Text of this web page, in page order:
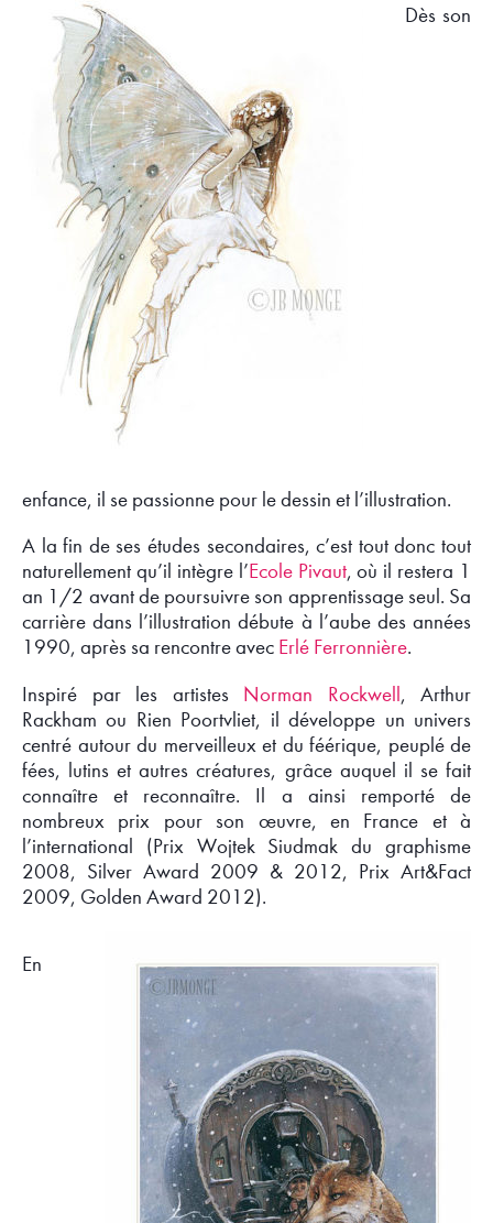
Dès son
enfance, il se passionne pour le dessin et l’illustration.
A la fin de ses études secondaires, c’est tout donc tout
naturellement qu’il intègre l’Ecole Pivaut, où il restera 1
an 1/2 avant de poursuivre son apprentissage seul. Sa
carrière dans l’illustration débute à l’aube des années
1990, après sa rencontre avec Erlé Ferronnière.
Inspiré par les artistes Norman Rockwell, Arthur
Rackham ou Rien Poortvliet, il développe un univers
centré autour du merveilleux et du féérique, peuplé de
fées, lutins et autres créatures, grâce auquel il se fait
connaître et reconnaître. Il a ainsi remporté de
nombreux prix pour son œuvre, en France et à
l’international (Prix Wojtek Siudmak du graphisme
2008, Silver Award 2009 & 2012, Prix Art&Fact
2009, Golden Award 2012).
En